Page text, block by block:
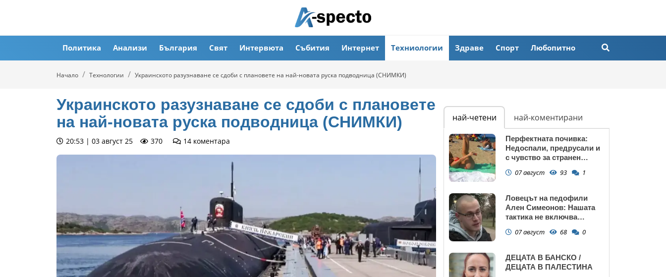
Политика Анализи България Свят Интервюта Събития Интернет Техниологии Здраве Спорт Любопитно
Начало Технологии Украинското разузнаване се сдоби с плановете на най-новата руска подводница (СНИМКИ)
Украинското разузнаване се сдоби с плановете
на най-новата руска подводница (СНИМКИ)
20:53 | 03 август 25 370 14 коментара
най-четени най-коментирани
Перфектната почивка:
Недоспали, предрусали и
с чувство за странен
07 август 93 1
Ловецът на педофили
Ален Симеонов: Нашата
тактика не включва
07 август 68 0
ДЕЦАТА В БАНСКО /
ДЕЦАТА В ПАЛЕСТИНА